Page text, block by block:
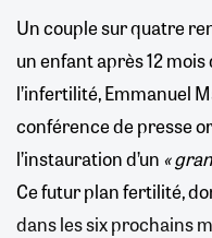
Un couple sur quatre
un enfant après 12 mois
l’infertilité, Emmanuel
conférence de presse
l’instauration d’un «
Ce futur plan fertilité,
dans les six prochains